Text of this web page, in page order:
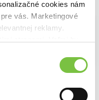
cookies nám
vás. Marketingové
reklamy.
(acapella s For You)
teba
Na sklade
7,40€